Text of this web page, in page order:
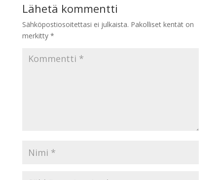
Lähetä kommentti
Sähköpostiosoitettasi ei julkaista. Pakolliset kentät on
merkitty *